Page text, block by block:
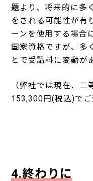
題より、将来的に多
をされる可能性が有
ーンを使用する場合
国家資格ですが、多
とで受講料に変動が
（弊社では現在、二
153,300円(税込)で
4.終わりに